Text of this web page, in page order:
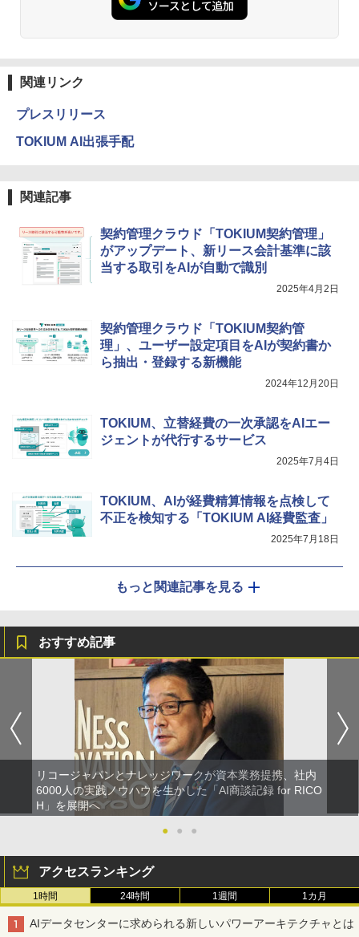
関連リンク
プレスリリース
TOKIUM AI出張手配
関連記事
契約管理クラウド「TOKIUM契約管理」
がアップデート、新リース会計基準に該
当する取引をAIが自動で識別
2025年4月2日
契約管理クラウド「TOKIUM契約管
理」、ユーザー設定項目をAIが契約書か
ら抽出・登録する新機能
2024年12月20日
TOKIUM、立替経費の一次承認をAIエー
ジェントが代行するサービス
2025年7月4日
TOKIUM、AIが経費精算情報を点検して
不正を検知する「TOKIUM AI経費監査」
2025年7月18日
もっと関連記事を見る
おすすめ記事
リコージャパンとナレッジワークが資本業務提携、社内
6000人の実践ノウハウを生かした「AI商談記録 for RICO
H」を展開へ
●
● ●
アクセスランキング
1時間 24時間 1週間 1カ月
AIデータセンターに求められる新しいパワーアーキテクチャとは